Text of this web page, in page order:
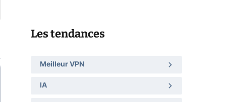
Les tendances
Meilleur VPN
IA